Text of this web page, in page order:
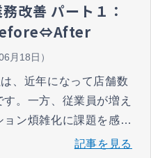
改善 パート１：
月18日 ）
、近年になって店舗数
。一方、従業員が増え
ン煩雑化に課題を感じ
のがビジネスチャットツ
記事を見る